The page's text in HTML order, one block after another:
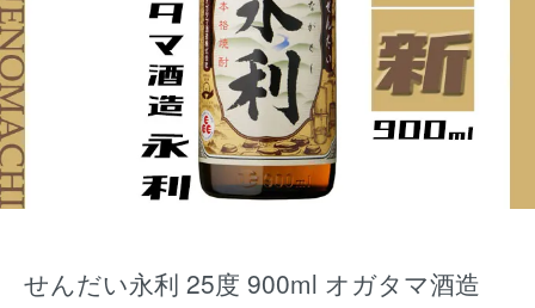
せんだい永利 25度 900ml オガタマ酒造